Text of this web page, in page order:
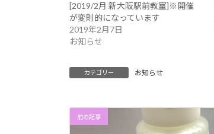
[2019/2月 新大阪駅前教室]※開催
が変則的になっています
2019年2月7日
お知らせ
カテゴリー お知らせ
前の記事